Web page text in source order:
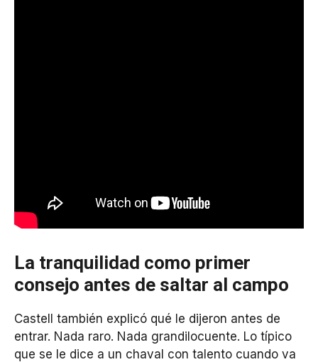
La tranquilidad como primer
consejo antes de saltar al campo
Castell también explicó qué le dijeron antes de
entrar. Nada raro. Nada grandilocuente. Lo típico
que se le dice a un chaval con talento cuando va